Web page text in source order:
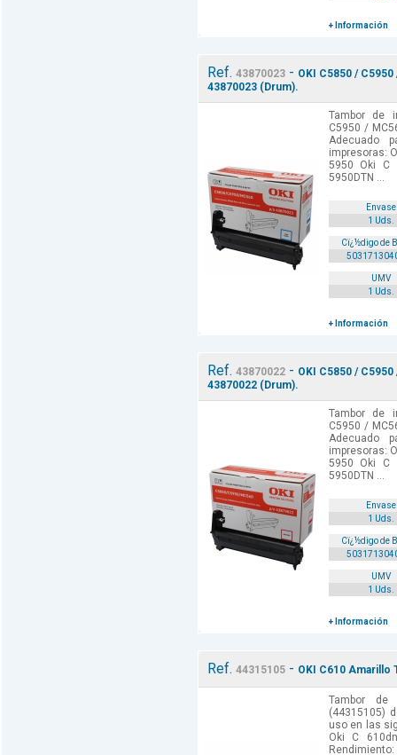
+ Información
Ref. 43870023- OKI C5850 /
43870023 (Drum).
Tambor de
C5950 /
Adecuado
impresoras:
5950 Oki C
5950DTN ...
Envase
1 Uds.
Cï¿½digo de
UMV
1 Uds.
+ Información
Ref. 43870022- OKI C5850 /
43870022 (Drum).
Tambor de
C5950 /
Adecuado
impresoras:
5950 Oki C
5950DTN ...
Envase
1 Uds.
Cï¿½digo de
UMV
1 Uds.
+ Información
Ref. 44315105- OKI C610 Amarillo
Tambor de
(44315105)
uso en las
Oki C